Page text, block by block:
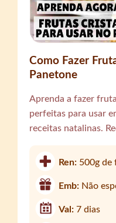
Como Fazer
Panetone
Aprenda a fazer
perfeitas para usar
receitas natalinas.
Ren: 500g de
Emb: Não
Val:7 dias